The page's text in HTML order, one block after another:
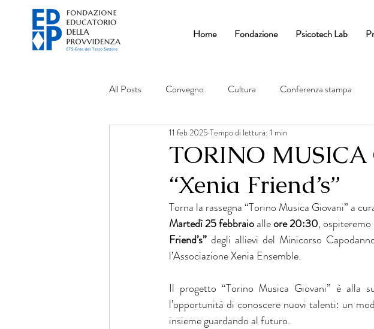
Home Fondazione Psicotech Lab
All Posts Convegno Cultura Conferenza stampa
TORINO
“Xenia Friend’s”
11 feb 2025 Tempo di lettura: 1 min
Torna la rassegna “Torino Musica Giovani” a
Martedì 25 febbraio alle ore 20:30,
Friend’s” degli allievi del Minicorso
l’Associazione Xenia Ensemble.
Il progetto “Torino Musica Giovani” è alla
l’opportunità di conoscere nuovi talenti: un
insieme guardando al futuro.